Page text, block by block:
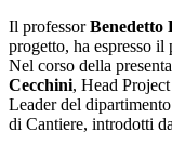
Il professorBenedetto
progetto, ha espresso
Nel corso della
Cecchini, Head
Leader del
di Cantiere, introdotti da